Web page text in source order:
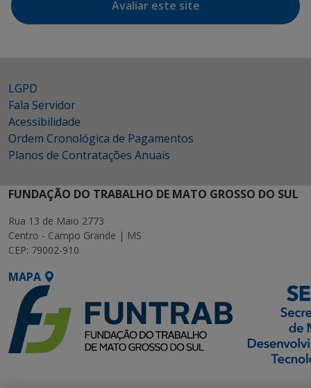
Avaliar este site
LGPD
Fala Servidor
Acessibilidade
Ordem Cronológica de Pagamentos
Planos de Contratações Anuais
FUNDAÇÃO DO TRABALHO DE MATO GROSSO DO SUL
Rua 13 de Maio 2773
Centro - Campo Grande | MS
CEP: 79002-910
MAPA